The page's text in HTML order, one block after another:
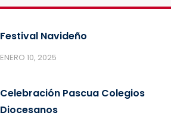
Festival Navideño
ENERO 10, 2025
Celebración Pascua Colegios
Diocesanos